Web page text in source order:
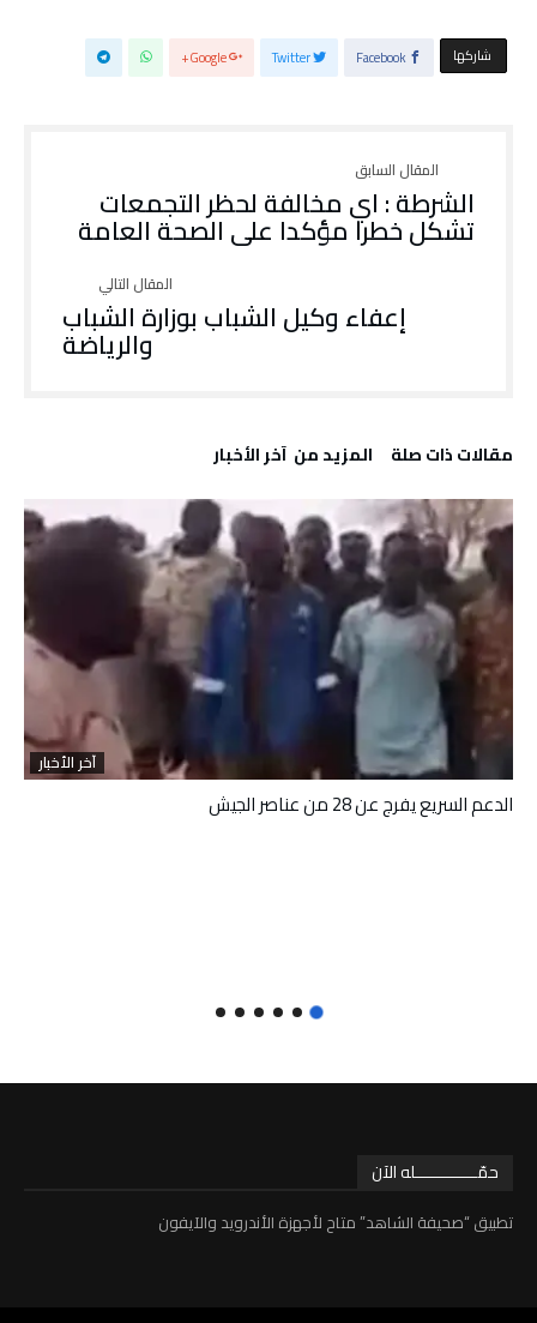
‫‫ شاركها‬ Facebook
Twitter
Google+
الشرطة : اي مخالفة لحظر التجمعات
تشكل خطرا مؤكدا على الصحة العامة
إعفاء وكيل الشباب بوزارة الشباب
والرياضة
‫مقالات ذات صلة‬ ‫المزيد من ‬ آخر الأخبار
آخر الأخبار
الدعم السريع يفرج عن 28 من عناصر الجيش
حمّـــــــــــــله الآن
تطبيق “صحيفة الشاهد” متاح لأجهزة الأندرويد والآيفون